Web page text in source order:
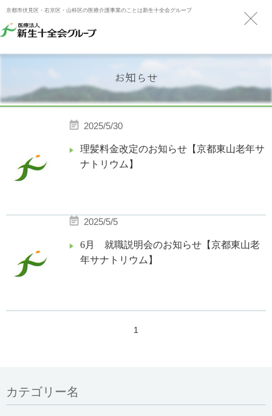
京都市伏見区・右京区・山科区の医療介護事業のことは新生十全会グループ
お知らせ
2025/5/30
理髪料金改定のお知らせ【京都東山老年サ
ナトリウム】
2025/5/5
6月 就職説明会のお知らせ【京都東山老
年サナトリウム】
1
カテゴリー名